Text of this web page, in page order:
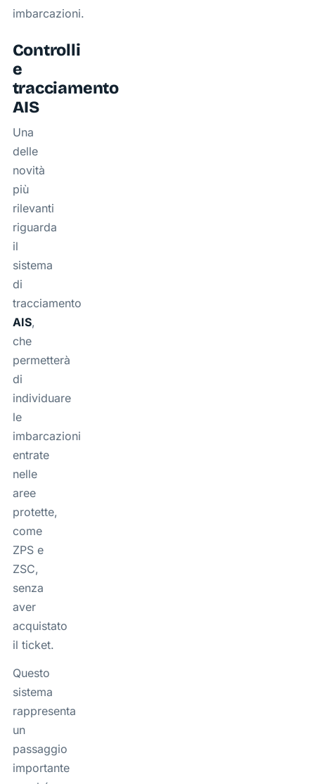
imbarcazioni.
Controlli
e
tracciamento
AIS
Una
delle
novità
più
rilevanti
riguarda
il
sistema
di
tracciamento
AIS,
che
permetterà
di
individuare
le
imbarcazioni
entrate
nelle
aree
protette,
come
ZPS e
ZSC,
senza
aver
acquistato
il ticket.
Questo
sistema
rappresenta
un
passaggio
importante